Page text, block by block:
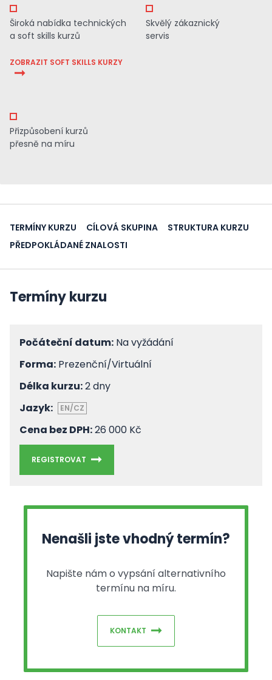
Široká nabídka technických
a soft skills kurzů
ZOBRAZIT SOFT SKILLS KURZY
Skvělý zákaznický
servis
Přizpůsobení kurzů
přesně na míru
TERMÍNY KURZU CÍLOVÁ SKUPINA
STRUKTURA KURZU
PŘEDPOKLÁDANÉ ZNALOSTI
Termíny kurzu
Počáteční datum: Na vyžádání
Forma: Prezenční/Virtuální
Délka kurzu:2 dny
Jazyk:
EN/CZ
Cena bez DPH:26 000 Kč
REGISTROVAT
Nenašli jste vhodný termín?
Napište nám o vypsání alternativního
termínu na míru.
KONTAKT